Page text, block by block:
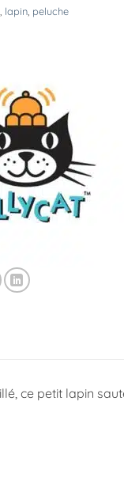
lapin peluche
ce petit lapin